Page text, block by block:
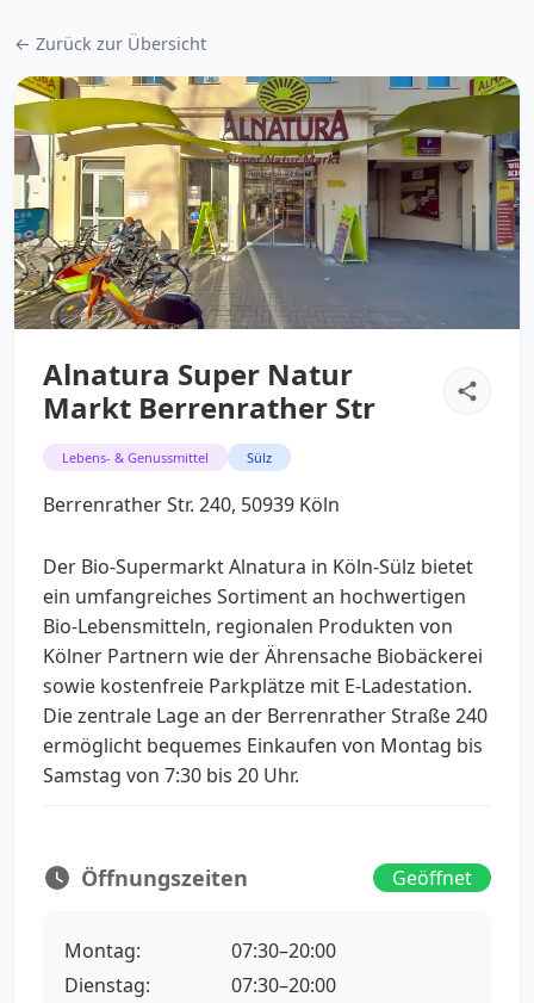
← Zurück zur Übersicht
Alnatura Super Natur
Markt Berrenrather Str
Lebens- & Genussmittel Sülz
Berrenrather Str. 240, 50939 Köln
Der Bio-Supermarkt Alnatura in Köln-Sülz bietet
ein umfangreiches Sortiment an hochwertigen
Bio-Lebensmitteln, regionalen Produkten von
Kölner Partnern wie der Ährensache Biobäckerei
sowie kostenfreie Parkplätze mit E-Ladestation.
Die zentrale Lage an der Berrenrather Straße 240
ermöglicht bequemes Einkaufen von Montag bis
Samstag von 7:30 bis 20 Uhr.
Öffnungszeiten Geöffnet
Montag:
07:30–20:00
Dienstag:
07:30–20:00